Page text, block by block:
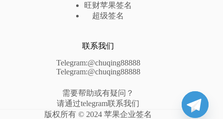
旺财苹果签名
超级签名
联系我们
Telegram:@chuqing88888
Telegram:@chuqing88888
需要帮助或有疑问？
请通过telegram联系我们
版权所有 © 2024 苹果企业签名